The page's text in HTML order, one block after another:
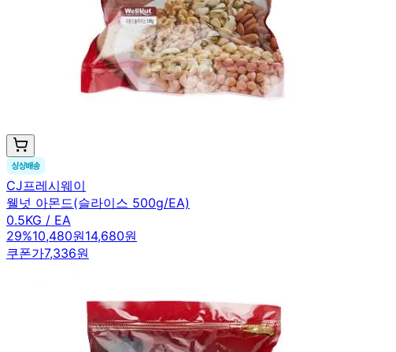
CJ프레시웨이
웰넛 아몬드(슬라이스 500g/EA)
0.5KG / EA
29%10,480원14,680원
쿠폰가7,336원